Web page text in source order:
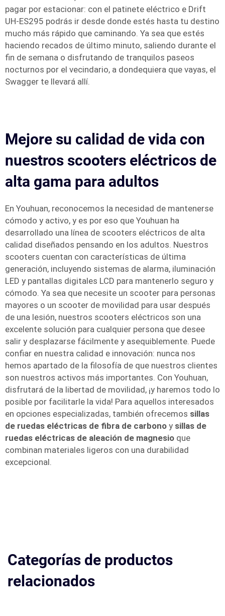
pagar por estacionar: con el patinete eléctrico e Drift
UH-ES295 podrás ir desde donde estés hasta tu destino
mucho más rápido que caminando. Ya sea que estés
haciendo recados de último minuto, saliendo durante el
fin de semana o disfrutando de tranquilos paseos
nocturnos por el vecindario, a dondequiera que vayas, el
Swagger te llevará allí.
Mejore su calidad de vida con
nuestros scooters eléctricos de
alta gama para adultos
En Youhuan, reconocemos la necesidad de mantenerse
cómodo y activo, y es por eso que Youhuan ha
desarrollado una línea de scooters eléctricos de alta
calidad diseñados pensando en los adultos. Nuestros
scooters cuentan con características de última
generación, incluyendo sistemas de alarma, iluminación
LED y pantallas digitales LCD para mantenerlo seguro y
cómodo. Ya sea que necesite un scooter para personas
mayores o un scooter de movilidad para usar después
de una lesión, nuestros scooters eléctricos son una
excelente solución para cualquier persona que desee
salir y desplazarse fácilmente y asequiblemente. Puede
confiar en nuestra calidad e innovación: nunca nos
hemos apartado de la filosofía de que nuestros clientes
son nuestros activos más importantes. Con Youhuan,
disfrutará de la libertad de movilidad, ¡y haremos todo lo
posible por facilitarle la vida! Para aquellos interesados
en opciones especializadas, también ofrecemos sillas
de ruedas eléctricas de fibra de carbono y sillas de
ruedas eléctricas de aleación de magnesio que
combinan materiales ligeros con una durabilidad
excepcional.
Categorías de productos
relacionados